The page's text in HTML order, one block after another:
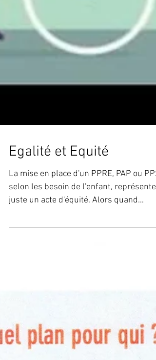
Egalité et Equité
La mise en place d'un PPRE, PAP ou PPS
juste un acte d'équité. Alors quand